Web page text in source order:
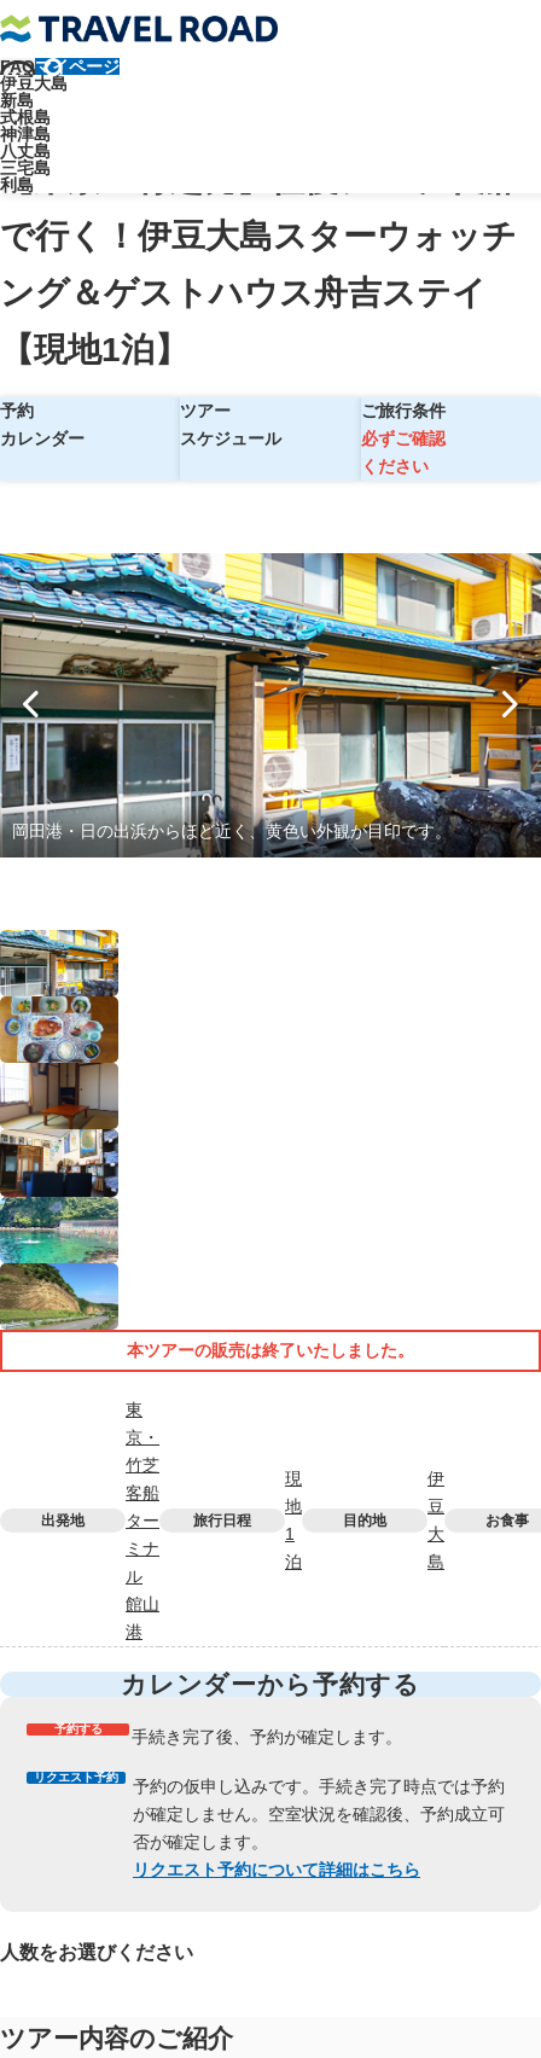
FAQマイページ
伊豆大島
新島
式根島
神津島
八丈島
三宅島
利島
トラベルロード
【東京・竹芝発】往復ジェット船で行く！伊豆大島スターウォッチング
＆ゲストハウス舟吉ステイ【現地1泊】
【東京・竹芝発】往復ジェット船
で行く！伊豆大島スターウォッチ
ング＆ゲストハウス舟吉ステイ
【現地1泊】
予約
カレンダー
ツアー
スケジュール
ご旅行条件
必ずご確認
ください
岡田港・日の出浜からほど近く、黄色い外観が目印です。
本ツアーの販売は終了いたしました。
出発地
東
京・
竹芝
客船
ター
ミナ
ル
館山
港
旅行日程
現
地
1
泊
目的地
伊
豆
大
島
お食事
カレンダーから予約する
予約する 手続き完了後、予約が確定します。
リクエスト予約
予約の仮申し込みです。手続き完了時点では予約
が確定しません。空室状況を確認後、予約成立可
否が確定します。
リクエスト予約について詳細はこちら
人数をお選びください
ツアー内容のご紹介